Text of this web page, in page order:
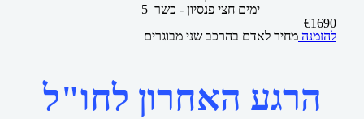
5 ימים חצי פנסיון - כשר
€1690
להזמנה מחיר לאדם בהרכב שני מבוגרים
הרגע האחרון לחו"ל